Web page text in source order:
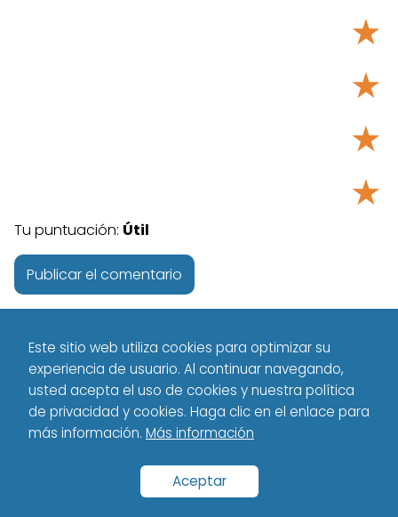
★
★
★
★
Tu puntuación: Útil
Tecnología - Technology Español
Magic Mirror, Un espejo
para ver el interior del cuerpo en tiempo real
Este sitio web utiliza cookies para optimizar su
experiencia de usuario. Al continuar navegando,
usted acepta el uso de cookies y nuestra política
de privacidad y cookies. Haga clic en el enlace para
más información. Más información
Aceptar